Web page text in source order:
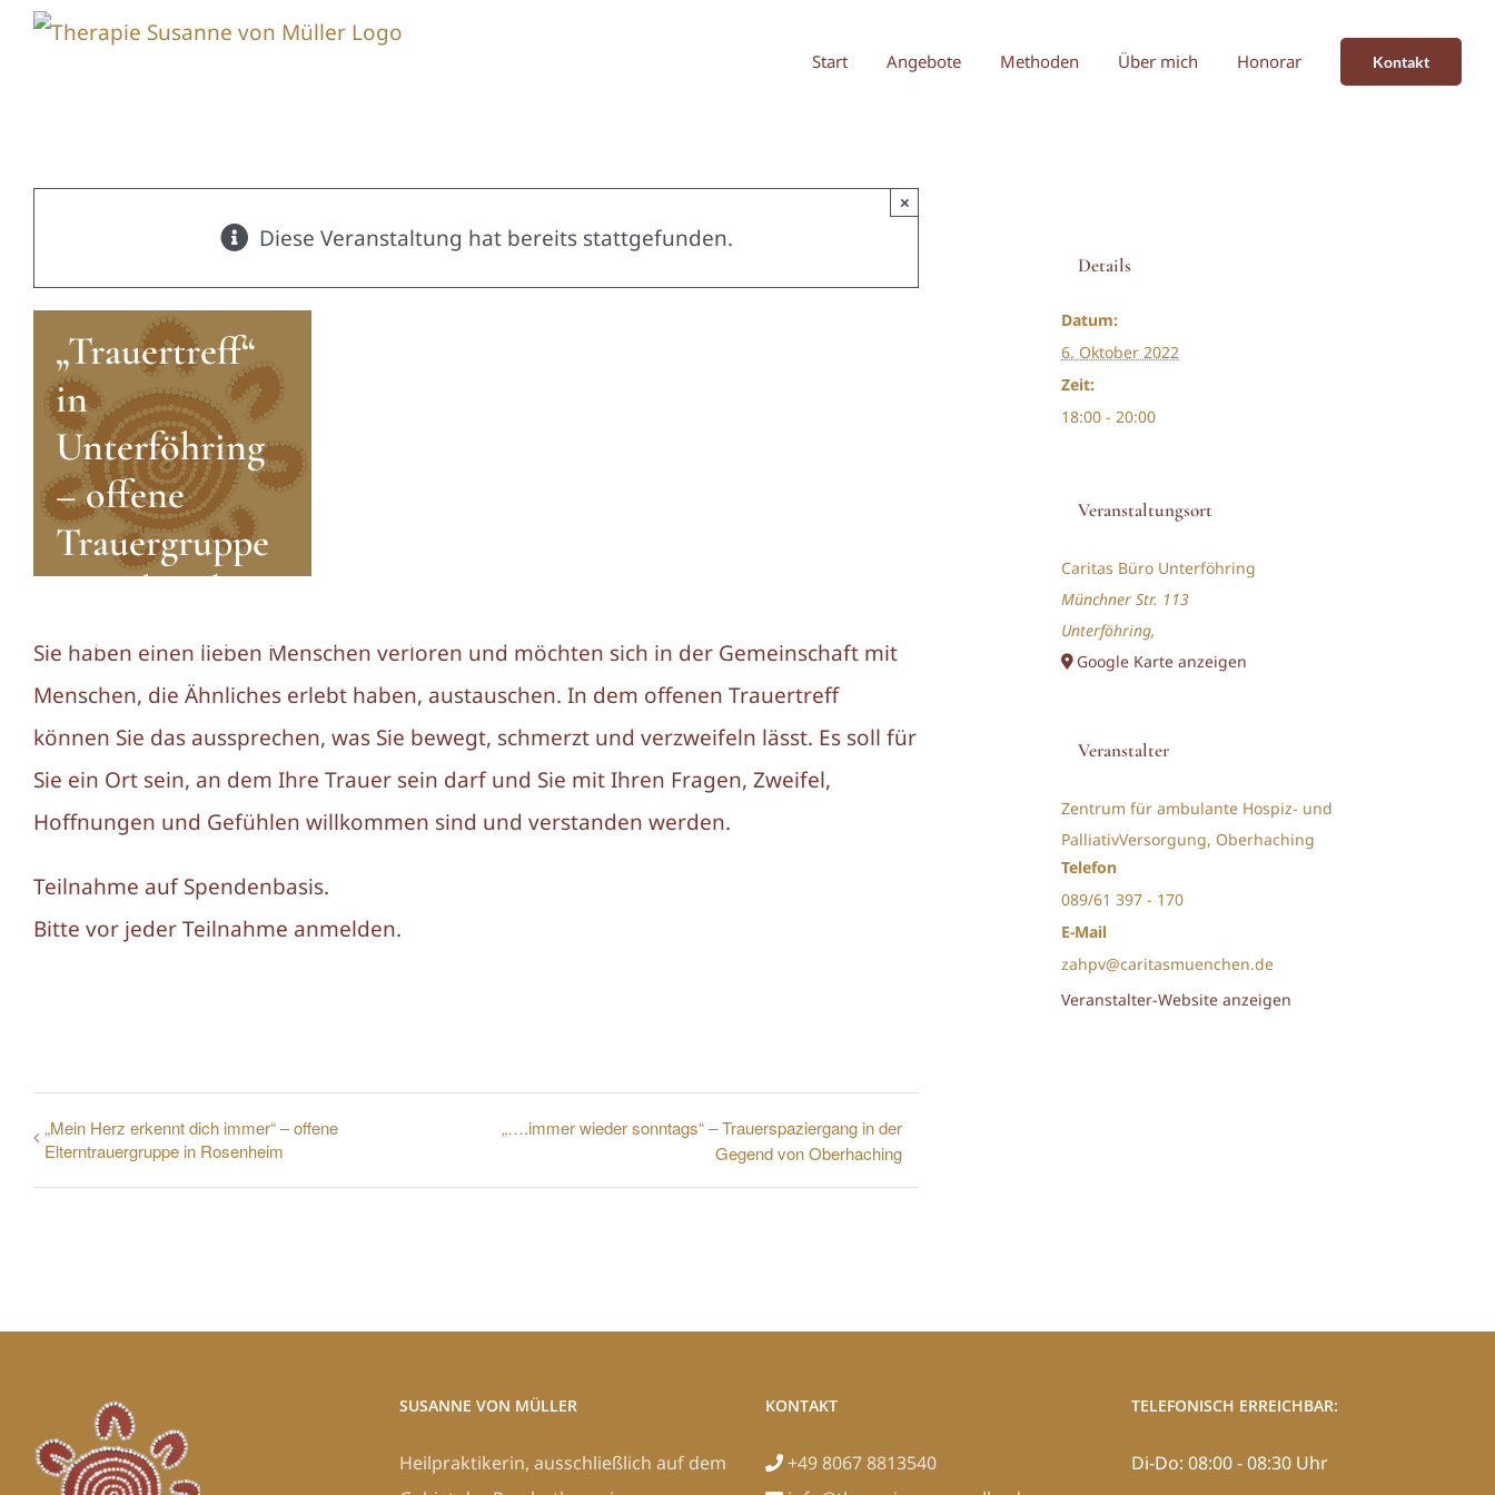
Zum
Start Angebote Methoden Über mich Honorar Kontakt
Diese Veranstaltung hat bereits stattgefunden.
×
„Trauertreff“
in
Unterföhring
– offene
Trauergruppe
am Abend
6. Oktober 2022 von 18:00-20:00
Sie haben einen lieben Menschen verloren und möchten sich in der Gemeinschaft mit
Menschen, die Ähnliches erlebt haben, austauschen. In dem offenen Trauertreff
können Sie das aussprechen, was Sie bewegt, schmerzt und verzweifeln lässt. Es soll für
Sie ein Ort sein, an dem Ihre Trauer sein darf und Sie mit Ihren Fragen, Zweifel,
Hoffnungen und Gefühlen willkommen sind und verstanden werden.
Teilnahme auf Spendenbasis.
Bitte vor jeder Teilnahme anmelden.
„Mein Herz erkennt dich immer“ – offene
Elterntrauergruppe in Rosenheim
„….immer wieder sonntags“ – Trauerspaziergang in der
Gegend von Oberhaching
Details
Datum:
6. Oktober 2022
Zeit:
18:00 - 20:00
Veranstaltungsort
Caritas Büro Unterföhring
Münchner Str. 113
Unterföhring,
Google Karte anzeigen
Veranstalter
Zentrum für ambulante Hospiz- und
PalliativVersorgung, Oberhaching
Telefon
089/61 397 - 170
E-Mail
zahpv@caritasmuenchen.de
Veranstalter-Website anzeigen
SUSANNE VON MÜLLER
Heilpraktikerin, ausschließlich auf dem
KONTAKT
+49 8067 8813540
TELEFONISCH ERREICHBAR:
Di-Do: 08:00 - 08:30 Uhr